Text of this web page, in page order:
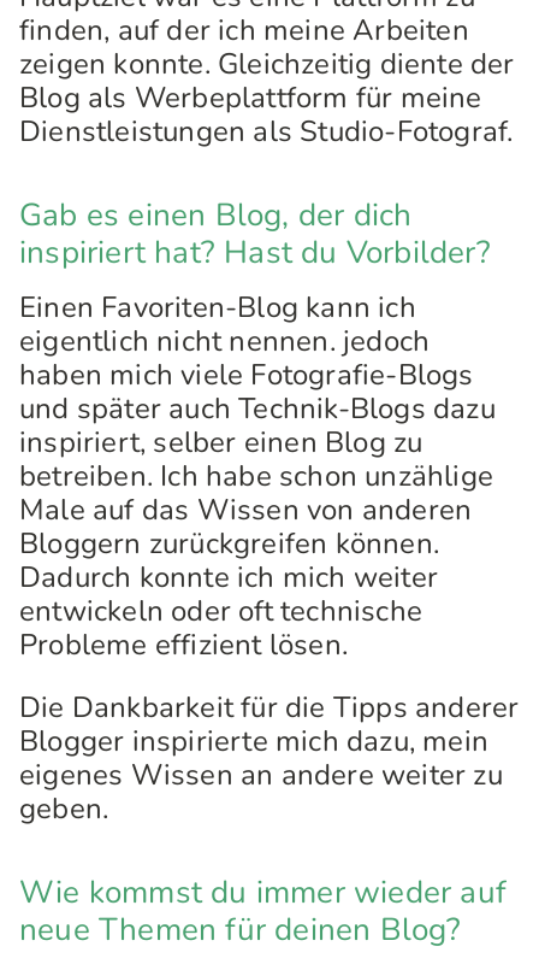
finden, auf der ich meine Arbeiten
zeigen konnte. Gleichzeitig diente der
Blog als Werbeplattform für meine
Dienstleistungen als Studio-Fotograf.
Gab es einen Blog, der dich
inspiriert hat? Hast du Vorbilder?
Einen Favoriten-Blog kann ich
eigentlich nicht nennen. jedoch
haben mich viele Fotografie-Blogs
und später auch Technik-Blogs dazu
inspiriert, selber einen Blog zu
betreiben. Ich habe schon unzählige
Male auf das Wissen von anderen
Bloggern zurückgreifen können.
Dadurch konnte ich mich weiter
entwickeln oder oft technische
Probleme effizient lösen.
Die Dankbarkeit für die Tipps anderer
Blogger inspirierte mich dazu, mein
eigenes Wissen an andere weiter zu
geben.
Wie kommst du immer wieder auf
neue Themen für deinen Blog?